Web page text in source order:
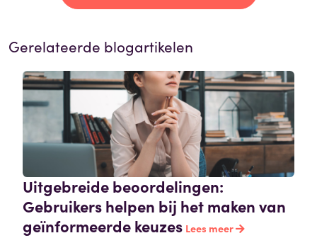
Gerelateerde blogartikelen
Uitgebreide beoordelingen:
Gebruikers helpen bij het maken van
geïnformeerde keuzes Lees meer